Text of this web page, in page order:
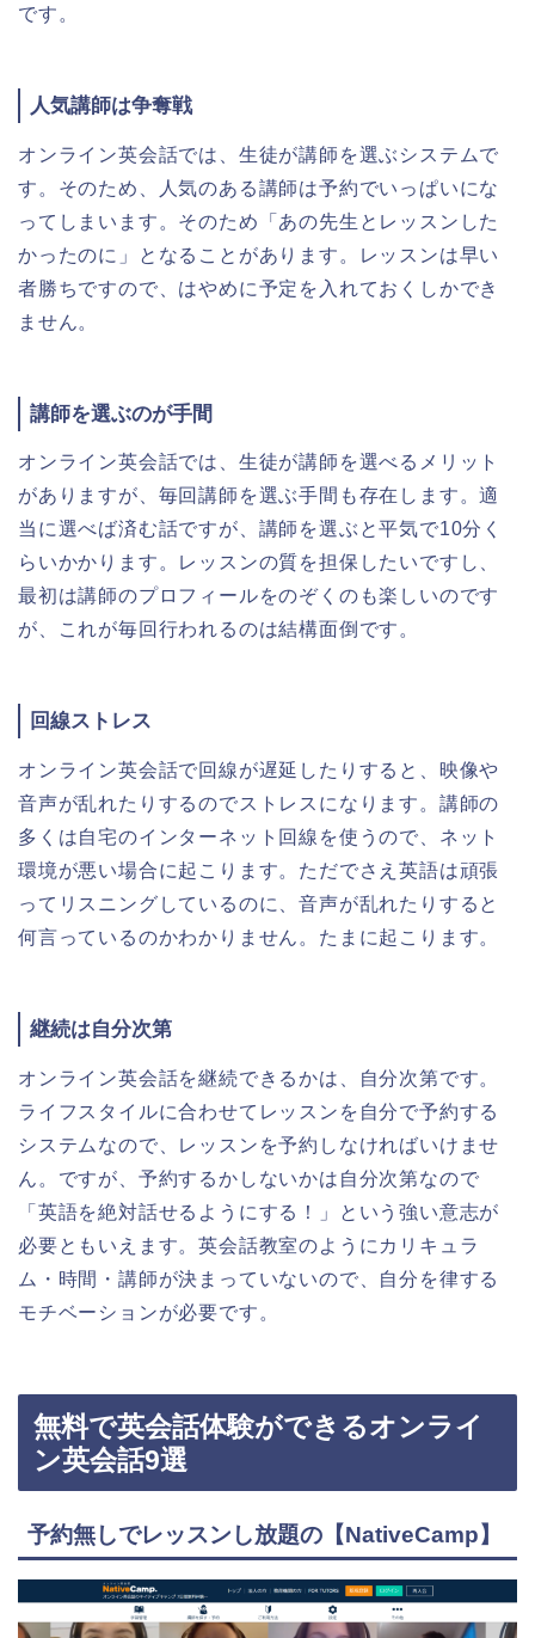
です。
人気講師は争奪戦
オンライン英会話では、生徒が講師を選ぶシステムで
す。そのため、人気のある講師は予約でいっぱいにな
ってしまいます。そのため「あの先生とレッスンした
かったのに」となることがあります。レッスンは早い
者勝ちですので、はやめに予定を入れておくしかでき
ません。
講師を選ぶのが手間
オンライン英会話では、生徒が講師を選べるメリット
がありますが、毎回講師を選ぶ手間も存在します。適
当に選べば済む話ですが、講師を選ぶと平気で10分く
らいかかります。レッスンの質を担保したいですし、
最初は講師のプロフィールをのぞくのも楽しいのです
が、これが毎回行われるのは結構面倒です。
回線ストレス
オンライン英会話で回線が遅延したりすると、映像や
音声が乱れたりするのでストレスになります。講師の
多くは自宅のインターネット回線を使うので、ネット
環境が悪い場合に起こります。ただでさえ英語は頑張
ってリスニングしているのに、音声が乱れたりすると
何言っているのかわかりません。たまに起こります。
継続は自分次第
オンライン英会話を継続できるかは、自分次第です。
ライフスタイルに合わせてレッスンを自分で予約する
システムなので、レッスンを予約しなければいけませ
ん。ですが、予約するかしないかは自分次第なので
「英語を絶対話せるようにする！」という強い意志が
必要ともいえます。英会話教室のようにカリキュラ
ム・時間・講師が決まっていないので、自分を律する
モチベーションが必要です。
無料で英会話体験ができるオンライ
ン英会話9選
予約無しでレッスンし放題の【NativeCamp】